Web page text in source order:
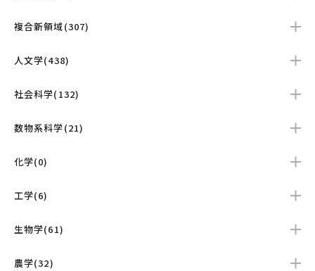
複合新領域(307)
人文学(438)
社会科学(132)
数物系科学(21)
化学(0)
工学(6)
生物学(61)
農学(32)